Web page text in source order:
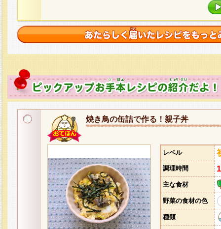
焼き鳥の缶詰で作る！親子丼
レベル
調理時間
主な食材
野菜の食材の色
種類